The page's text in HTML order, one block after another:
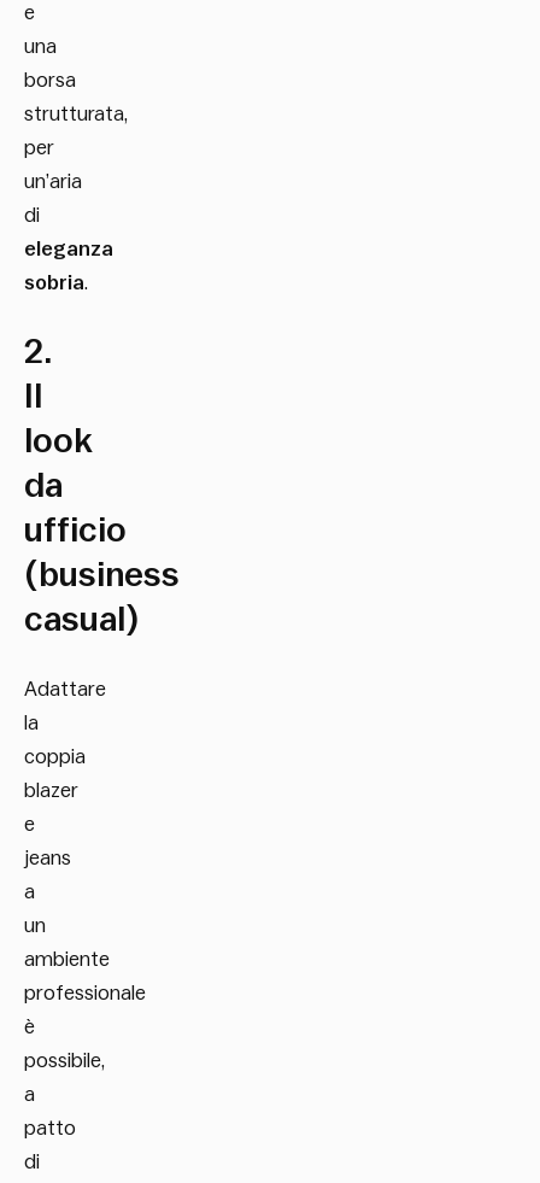
e
una
borsa
strutturata,
per
un’aria
di
eleganza
sobria.
2.
look
da
ufficio
(business
casual)
Adattare
la
coppia
blazer
e
jeans
a
un
ambiente
professionale
è
possibile,
a
patto
di